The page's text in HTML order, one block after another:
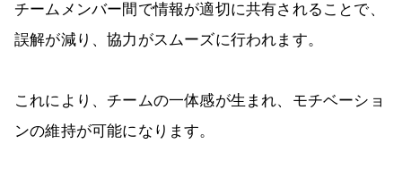
チームメンバー間で情報が適切に共有されることで、
誤解が減り、協力がスムーズに行われます。
これにより、チームの一体感が生まれ、モチベーショ
ンの維持が可能になります。